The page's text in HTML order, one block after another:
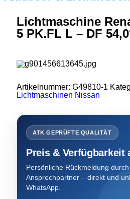
Lichtmaschine
5 PK.FL L – DF
Artikelnummer: G49810-1
Lichtmaschinen Nissan
ATK GEPRÜFTE QUALITÄT
Preis & Verfügbarkeit
Persönliche Rückmeldung
Ansprechpartner – direkt und
WhatsApp.